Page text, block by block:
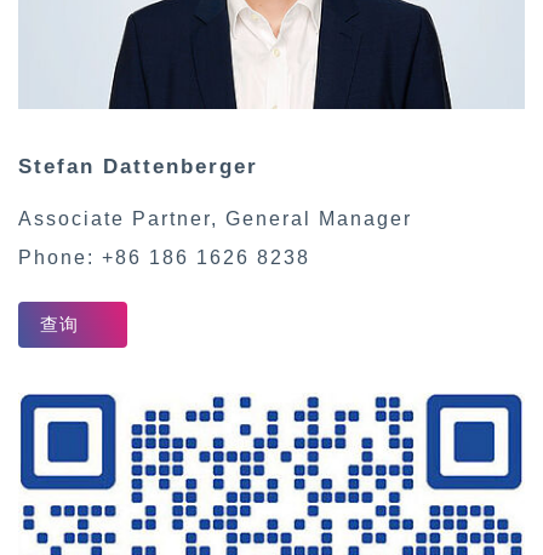
Stefan Dattenberger
Associate Partner, General Manager
Phone: +86 186 1626 8238
查询